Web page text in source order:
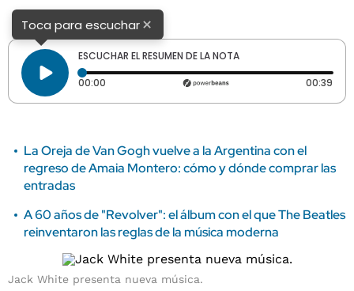
Toca para escuchar×
ESCUCHAR EL RESUMEN DE LA NOTA
00:00 Tiempo transcurrido: 0 segundos 00:39
La Oreja de Van Gogh vuelve a la Argentina con el
regreso de Amaia Montero: cómo y dónde comprar las
entradas
A 60 años de "Revolver": el álbum con el que The Beatles
reinventaron las reglas de la música moderna
Jack White presenta nueva música.